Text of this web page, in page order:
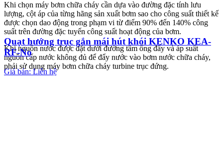
Quạt hướng trục gắn mái hút khói KENKO KEA-
RF-No
Giá bán: Liên hệ
Khi chọn máy bơm chữa cháy cần dựa vào đường đặc tính lưu
lượng, cột áp của từng hãng sản xuất bơm sao cho công suất thiết kế
được chọn dao động trong phạm vi từ điểm 90% đến 140% công
suất trên đường đặc tuyến công suất hoạt động của bơm.
Khi nguồn nước được đặt dưới đường tâm ống đẩy và áp suất
nguồn cấp nước không đủ để đẩy nước vào bơm nước chữa cháy,
phải sử dụng máy bơm chữa cháy turbine trục đứng.